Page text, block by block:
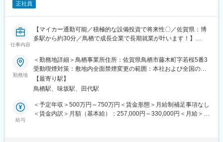
変更の範囲：会社の定める業務
・化粧品原料調達
※経験に応じて主任～係長クラスでの採用を想定しています。
■組織構成：
現在は30名ほどのメンバーが3つのチームに分かれて業務に従事
しています。今後はグローバル調達の一括管理を進めていく過程
でメンバーの増強やチームの再編を進めていく想定です。
務フローの改善／改革や業務効率化に向けた取り組み等にも携わ
っていただきたいと考えています。
正社員
仕事内容
【マイカー通勤可能／積極的な設備投資で将来性〇／佐賀県：博
多駅から約30分／鳥栖で成長企業で長期就業が叶います！】
■募集背景
事業拡大に向け増員拡大募集です。
（1）鳥栖で長期就業ができること。
（2）事業将来性があり経験が活かせること。
中途入社も、他部門も多数おりますので、ご安心ください。
■業務内容
勤務地
＜勤務地詳細＞鳥栖事業所住所：佐賀県鳥栖市藤木町字若桜5番3
受動喫煙対策：敷地内全面禁煙変更の範囲：本社および全国の支
社、営業所
【最寄り駅】
鳥栖駅、味坂駅、田代駅
給与
＜予定年収＞500万円～750万円＜賃金形態＞月給制補足事項なし
＜賃金内訳＞月額（基本給）：257,000円～330,000円＜月給＞